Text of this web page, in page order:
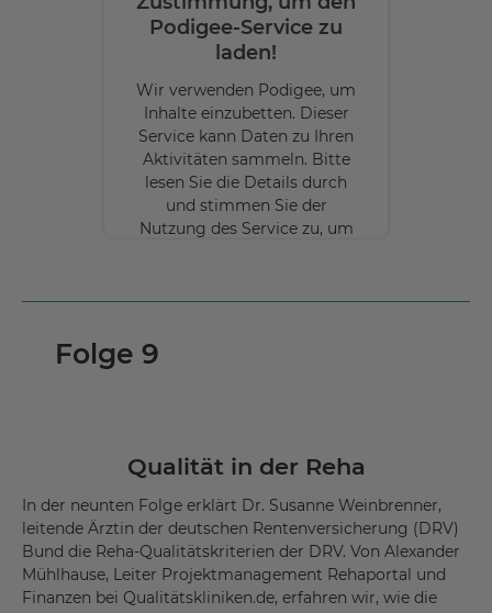
Podigee-Service zu
laden!
Wir verwenden Podigee, um
Inhalte einzubetten. Dieser
Service kann Daten zu Ihren
Aktivitäten sammeln. Bitte
lesen Sie die Details durch
und stimmen Sie der
Nutzung des Service zu, um
Folge 9
Qualität in der Reha
In der neunten Folge erklärt Dr. Susanne Weinbrenner,
leitende Ärztin der deutschen Rentenversicherung (DRV)
Bund die Reha-Qualitätskriterien der DRV. Von Alexander
Mühlhause, Leiter Projektmanagement Rehaportal und
Finanzen bei Qualitätskliniken.de, erfahren wir, wie die